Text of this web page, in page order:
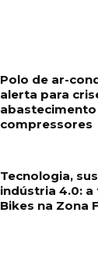
Polo de ar-
alerta para
compressores
Tecnologia,
indústria 4.0:
Bikes na Zona